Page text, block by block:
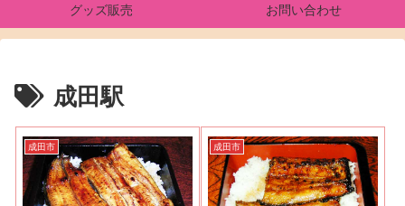
グッズ販売 お問い合わせ
成田駅
成田市 成田市